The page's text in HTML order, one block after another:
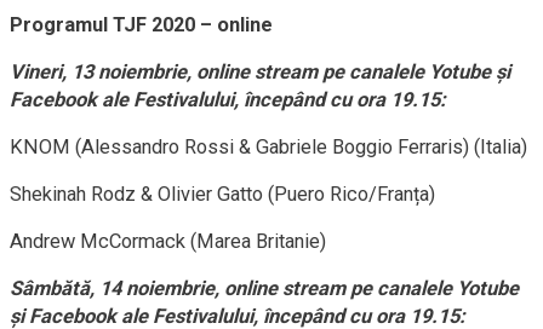
Programul TJF 2020 – online
Vineri, 13 noiembrie, online stream pe canalele Yotube și
Facebook ale Festivalului, începând cu ora 19.15:
KNOM (Alessandro Rossi & Gabriele Boggio Ferraris) (Italia)
Shekinah Rodz & Olivier Gatto (Puero Rico/Franța)
Andrew McCormack (Marea Britanie)
Sâmbătă, 14 noiembrie, online stream pe canalele Yotube
și Facebook ale Festivalului, începând cu ora 19.15: